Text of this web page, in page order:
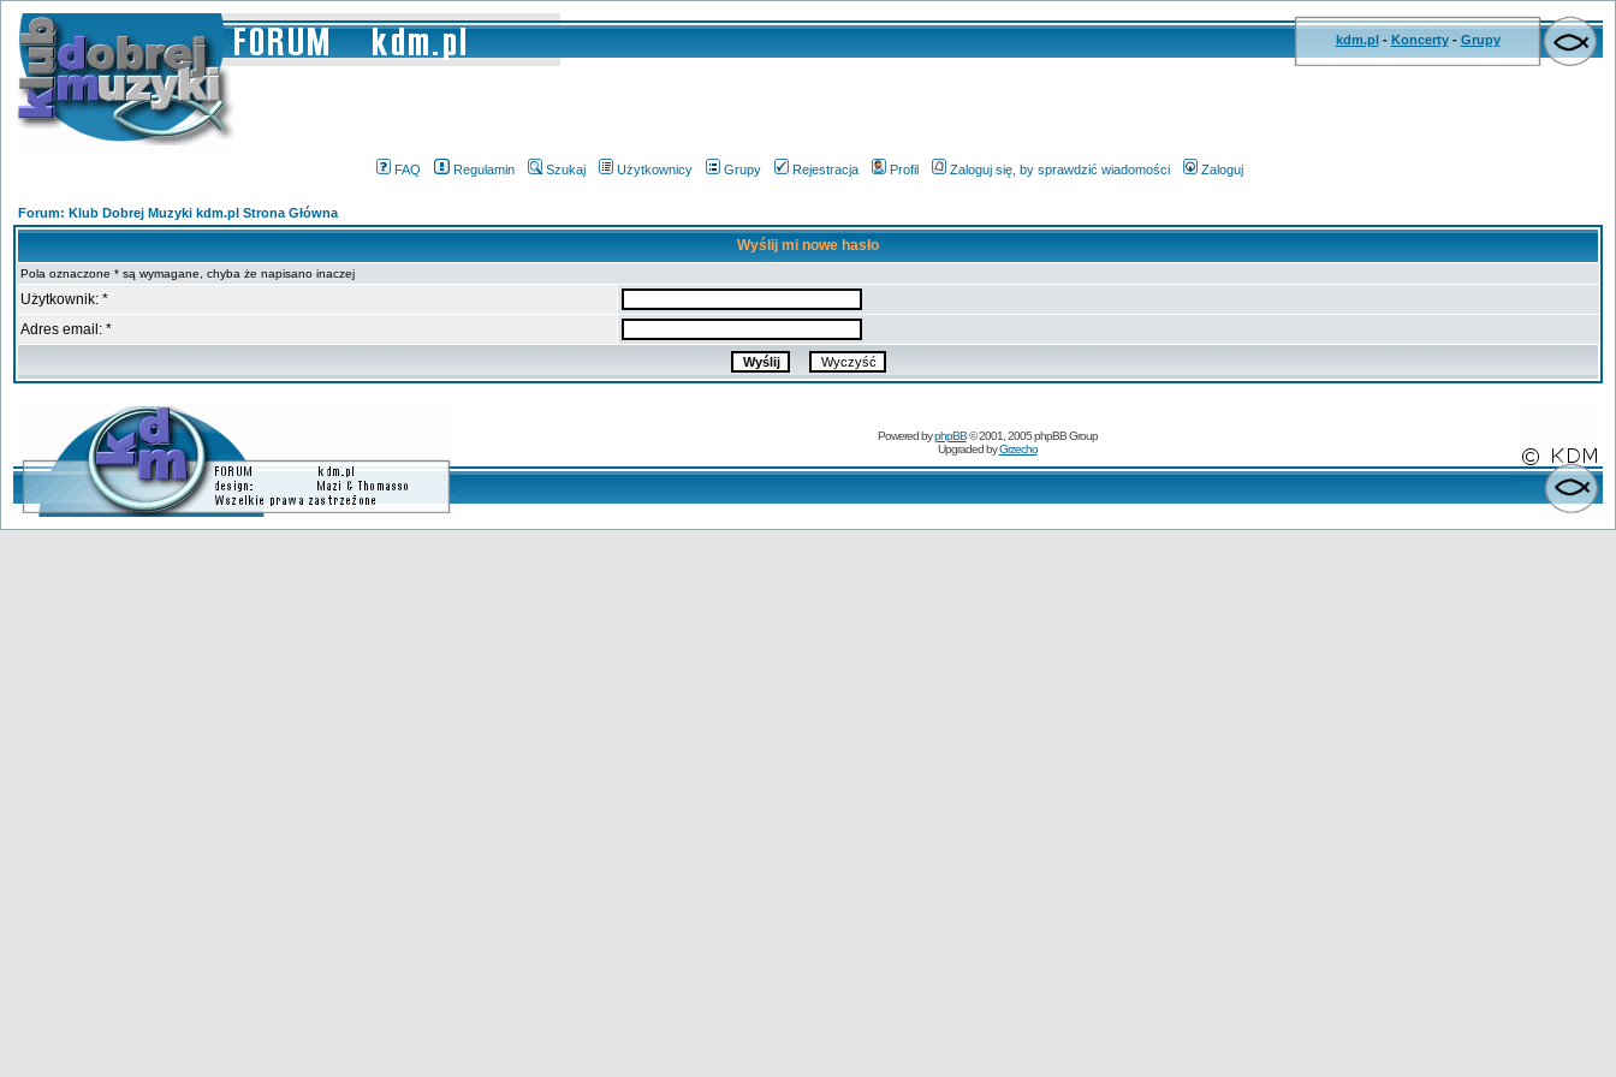
kdm.pl- Koncerty- Grupy
FAQ Regulamin Szukaj Użytkownicy Grupy Rejestracja Profil Zaloguj się, by sprawdzić wiadomości Zaloguj
Forum: Klub Dobrej Muzyki kdm.pl Strona Główna
Wyślij mi nowe hasło
Pola oznaczone * są wymagane, chyba że napisano inaczej
Użytkownik: *
Adres email: *
Powered byphpBB© 2001, 2005 phpBB Group
Upgraded byGrzecho